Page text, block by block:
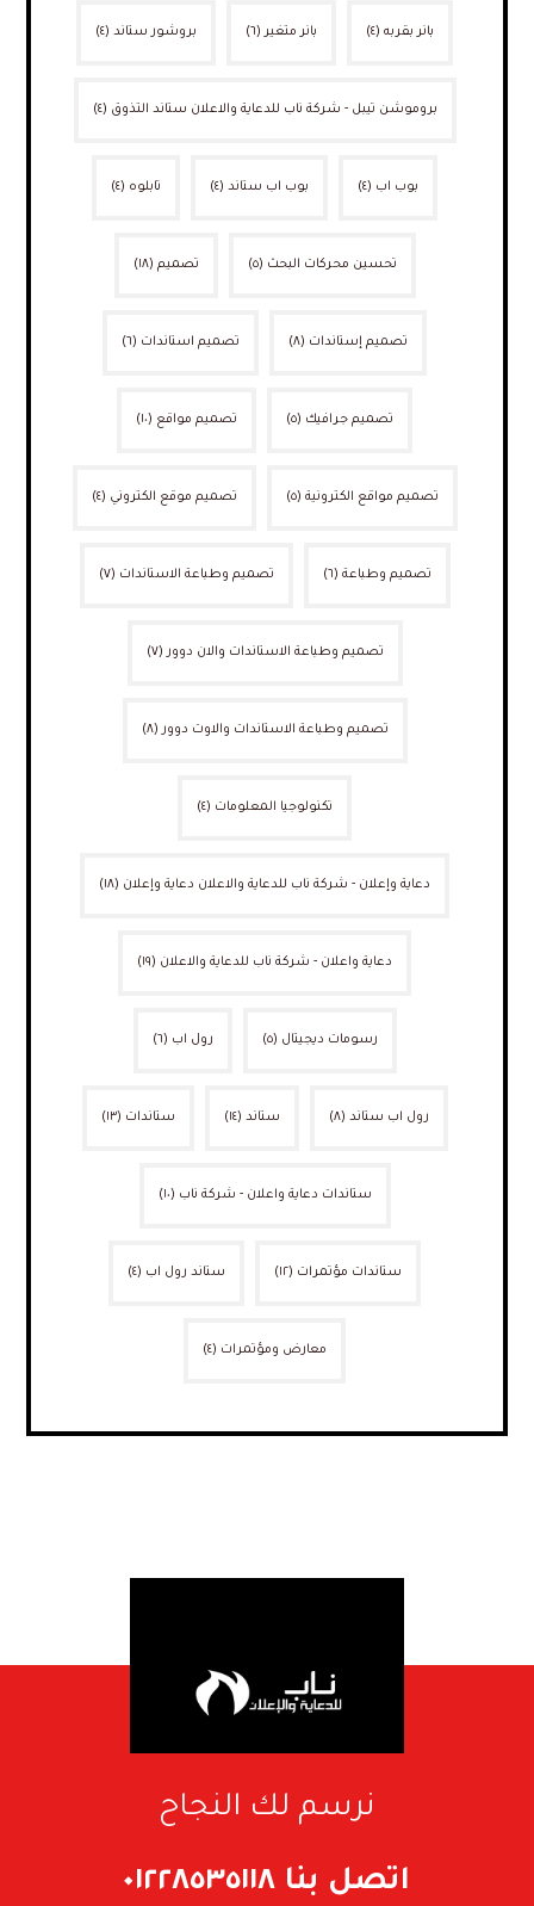
بانر بقربه (٤) بانر متغير (٦) بروشور ستاند (٤)
بروموشن تيبل - شركة ناب للدعاية والاعلان ستاند التذوق (٤)
بوب اب (٤) بوب اب ستاند (٤) تابلوه (٤)
تحسين محركات البحث (٥) تصميم (١٨)
تصميم إستاندات (٨) تصميم استاندات (٦)
تصميم جرافيك (٥) تصميم مواقع (١٠)
تصميم مواقع الكترونية (٥) تصميم موقع الكتروني (٤)
تصميم وطباعة (٦) تصميم وطباعة الاستاندات (٧)
تصميم وطباعة الاستاندات والان دوور (٧)
تصميم وطباعة الاستاندات والاوت دوور (٨)
تكنولوجيا المعلومات (٤)
دعاية وإعلان - شركة ناب للدعاية والاعلان دعاية وإعلان (١٨)
دعاية واعلان - شركة ناب للدعاية والاعلان (١٩)
رسومات ديجيتال (٥) رول اب (٦)
رول اب ستاند (٨) ستاند (١٤) ستاندات (١٣)
ستاندات دعاية واعلان - شركة ناب (١٠)
ستاندات مؤتمرات (١٢) ستاند رول اب (٤)
معارض ومؤتمرات (٤)
نرسم لك النجاح
اتصل بنا ٠١٢٢٨٥٣٥١١٨